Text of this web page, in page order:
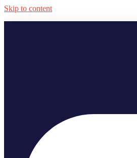
Skip to content